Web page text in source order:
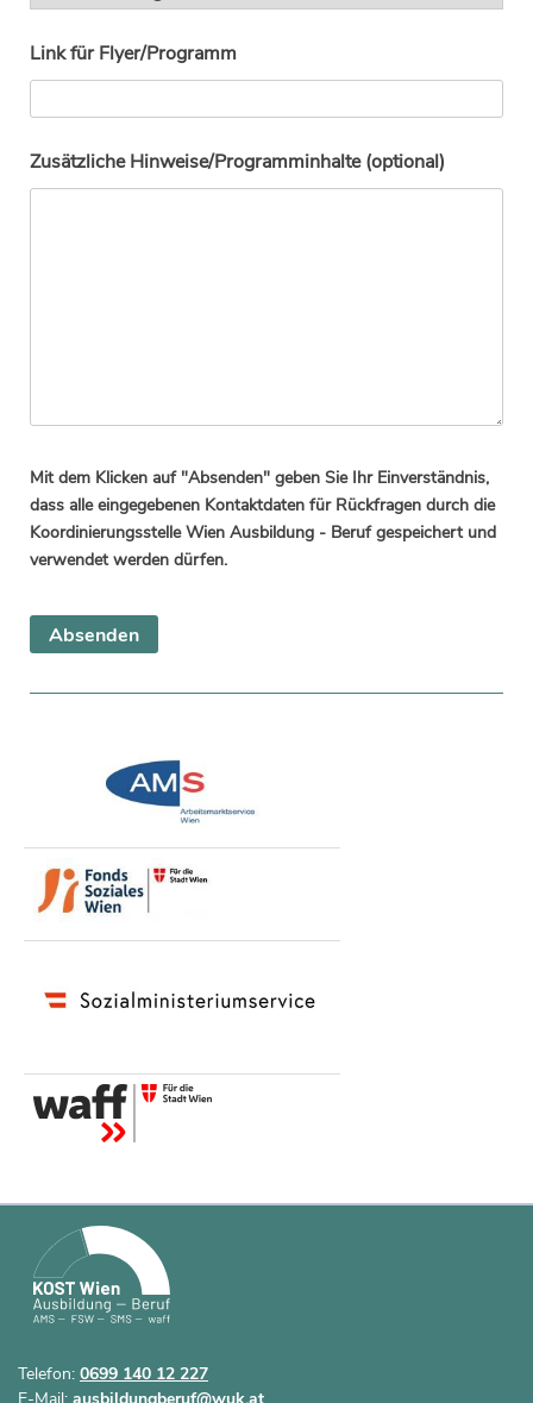
Link für Flyer/Programm
Zusätzliche Hinweise/Programminhalte (optional)
Mit dem Klicken auf "Absenden" geben Sie Ihr Einverständnis,
dass alle eingegebenen Kontaktdaten für Rückfragen durch die
Koordinierungsstelle Wien Ausbildung - Beruf gespeichert und
verwendet werden dürfen.
Telefon: 0699 140 12 227